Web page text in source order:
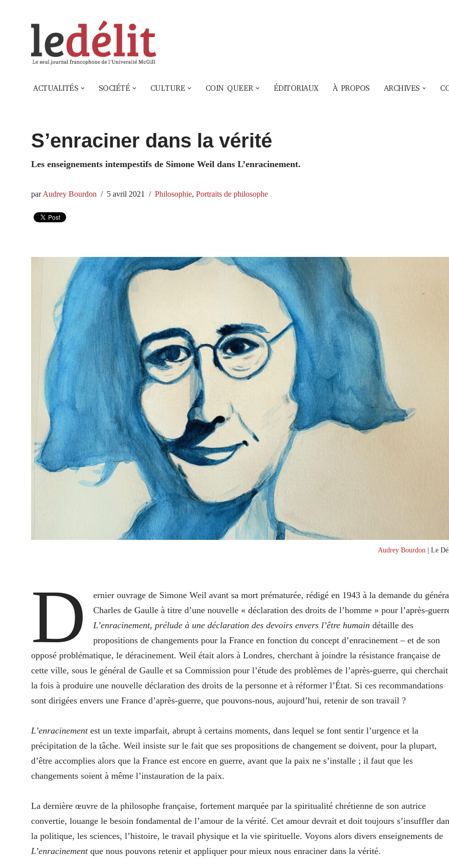
ACTUALITÉS SOCIÉTÉ CULTURE COIN QUEER ÉDITORIAUX À PROPOS ARCHIVES
S’enraciner dans la vérité
Les enseignements intempestifs de Simone Weil dans L’enracinement.
parAudrey Bourdon 5 avril 2021 Philosophie, Portraits de philosophe
Audrey Bourdon | Le
D
ernier ouvrage de Simone Weil avant sa mort prématurée, rédigé en 1943 à la demande du
Charles de Gaulle à titre d’une nouvelle « déclaration des droits de l’homme » pour l’après-
L’enracinement, prélude à une déclaration des devoirs envers l’être humain détaille des
propositions de changements pour la France en fonction du concept d’enracinement – et de son
opposé problématique, le déracinement. Weil était alors à Londres, cherchant à joindre la résistance française de
cette ville, sous le général de Gaulle et sa Commission pour l’étude des problèmes de l’après-guerre, qui
la fois à produire une nouvelle déclaration des droits de la personne et à réformer l’État. Si ces recommandations
sont dirigées envers une France d’après-guerre, que pouvons-nous, aujourd’hui, retenir de son travail ?
L’enracinementest un texte imparfait, abrupt à certains moments, dans lequel se font sentir l’urgence et la
précipitation de la tâche. Weil insiste sur le fait que ses propositions de changement se doivent, pour la plupart,
d’être accomplies alors que la France est encore en guerre, avant que la paix ne s’installe ; il faut que les
changements soient à même l’instauration de la paix.
La dernière œuvre de la philosophe française, fortement marquée par la spiritualité chrétienne de son autrice
convertie, louange le besoin fondamental de l’amour de la vérité. Cet amour devrait et doit toujours s’insuffler
la politique, les sciences, l’histoire, le travail physique et la vie spirituelle. Voyons alors divers enseignements de
L’enracinementque nous pouvons retenir et appliquer pour mieux nous enraciner dans la vérité.